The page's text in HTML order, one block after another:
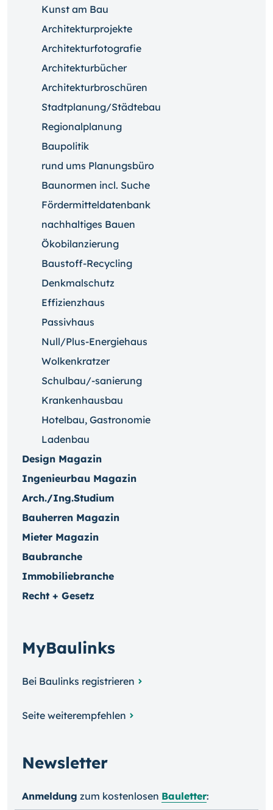
Kunst am Bau
Architekturprojekte
Architekturfotografie
Architekturbücher
Architekturbroschüren
Stadtplanung/Städtebau
Regionalplanung
Baupolitik
rund ums Planungsbüro
Baunormen incl. Suche
Fördermitteldatenbank
nachhaltiges Bauen
Ökobilanzierung
Baustoff-Recycling
Denkmalschutz
Effizienzhaus
Passivhaus
Null/Plus-Energiehaus
Wolkenkratzer
Schulbau/-sanierung
Krankenhausbau
Hotelbau, Gastronomie
Ladenbau
Design Magazin
Ingenieurbau Magazin
Arch./Ing.Studium
Bauherren Magazin
Mieter Magazin
Baubranche
Immobiliebranche
Recht + Gesetz
MyBaulinks
Bei Baulinks registrieren
Seite weiterempfehlen
Newsletter
Anmeldung zum kosten­losen Bauletter: